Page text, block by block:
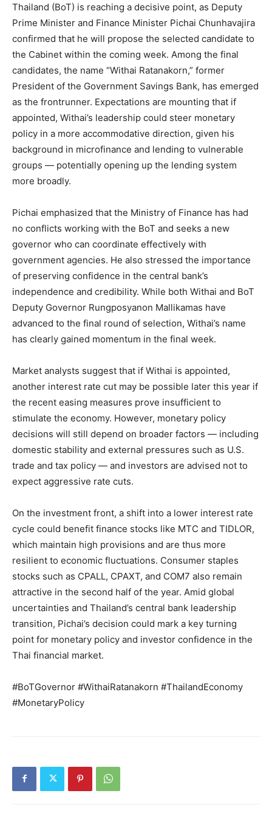
Thailand (BoT) is reaching a decisive point, as Deputy
Prime Minister and Finance Minister Pichai Chunhavajira
confirmed that he will propose the selected candidate to
the Cabinet within the coming week. Among the final
candidates, the name “Withai Ratanakorn,” former
President of the Government Savings Bank, has emerged
as the frontrunner. Expectations are mounting that if
appointed, Withai’s leadership could steer monetary
policy in a more accommodative direction, given his
background in microfinance and lending to vulnerable
groups — potentially opening up the lending system
more broadly.
Pichai emphasized that the Ministry of Finance has had
no conflicts working with the BoT and seeks a new
governor who can coordinate effectively with
government agencies. He also stressed the importance
of preserving confidence in the central bank’s
independence and credibility. While both Withai and BoT
Deputy Governor Rungposyanon Mallikamas have
advanced to the final round of selection, Withai’s name
has clearly gained momentum in the final week.
Market analysts suggest that if Withai is appointed,
another interest rate cut may be possible later this year if
the recent easing measures prove insufficient to
stimulate the economy. However, monetary policy
decisions will still depend on broader factors — including
domestic stability and external pressures such as U.S.
trade and tax policy — and investors are advised not to
expect aggressive rate cuts.
On the investment front, a shift into a lower interest rate
cycle could benefit finance stocks like MTC and TIDLOR,
which maintain high provisions and are thus more
resilient to economic fluctuations. Consumer staples
stocks such as CPALL, CPAXT, and COM7 also remain
attractive in the second half of the year. Amid global
uncertainties and Thailand’s central bank leadership
transition, Pichai’s decision could mark a key turning
point for monetary policy and investor confidence in the
Thai financial market.
#BoTGovernor #WithaiRatanakorn #ThailandEconomy
#MonetaryPolicy